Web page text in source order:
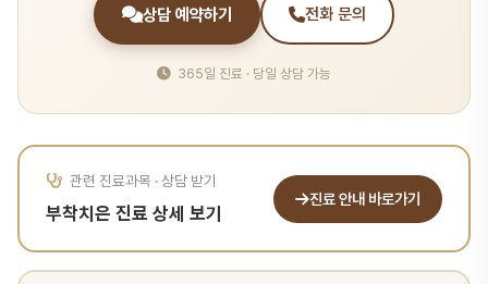
상담 예약하기 전화 문의
365일 진료 · 당일 상담 가능
관련 진료과목 · 상담 받기
부착치은 진료 상세 보기
진료 안내 바로가기